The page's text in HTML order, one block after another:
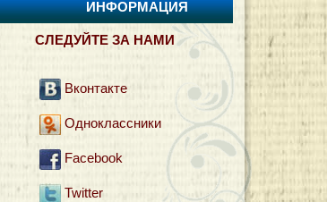
ИНФОРМАЦИЯ
СЛЕДУЙТЕ ЗА НАМИ
Вконтакте
Одноклассники
Facebook
Twitter